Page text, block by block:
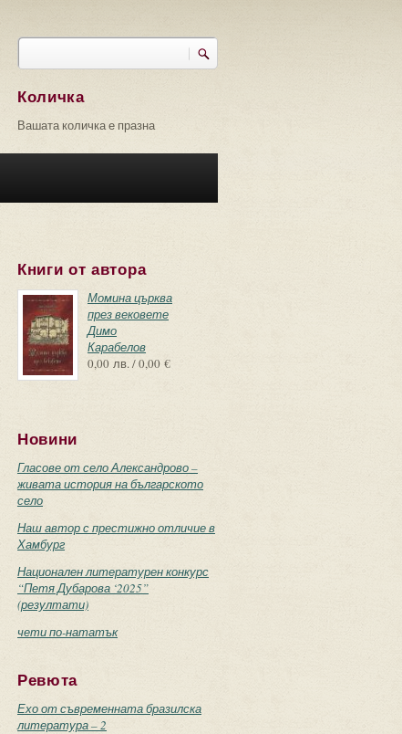
Търси
Количка
Вашата количка е празна
Книги от автора
Момина църква
през вековете
Димо
Карабелов
0,00 лв. / 0,00 €
Новини
Гласове от село Александрово –
живата история на българското
село
Наш автор с престижно отличие в
Хамбург
Национален литературен конкурс
“Петя Дубарова ‘2025”
(резултати)
чети по-нататък
Ревюта
Ехо от съвременната бразилска
литература – 2